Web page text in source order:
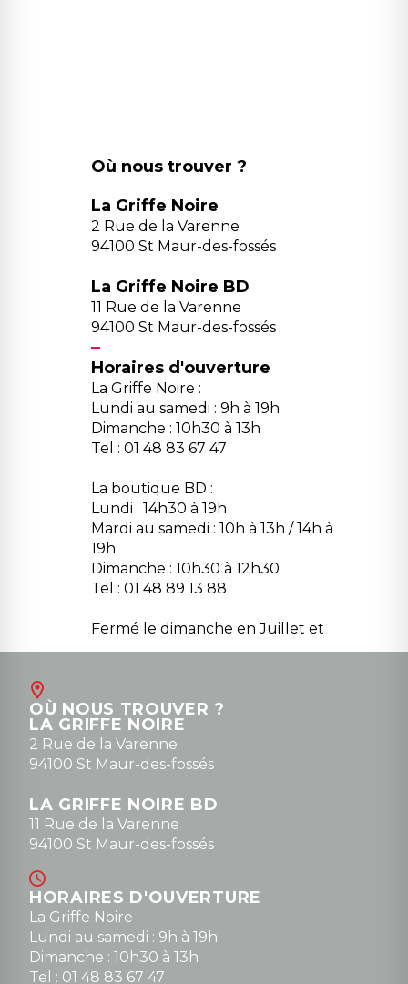
Où nous trouver ?
La Griffe Noire
2 Rue de la Varenne
94100 St Maur-des-fossés
La Griffe Noire BD
11 Rue de la Varenne
94100 St Maur-des-fossés
Horaires d'ouverture
La Griffe Noire :
Lundi au samedi : 9h à 19h
Dimanche : 10h30 à 13h
Tel : 01 48 83 67 47
La boutique BD :
Lundi : 14h30 à 19h
Mardi au samedi : 10h à 13h / 14h à
19h
Dimanche : 10h30 à 12h30
Tel : 01 48 89 13 88
Fermé le dimanche en Juillet et
Août
contact@la-griffe-noire.com
0148836747
OÙ NOUS TROUVER ?
LA GRIFFE NOIRE
2 Rue de la Varenne
94100 St Maur-des-fossés
LA GRIFFE NOIRE BD
11 Rue de la Varenne
94100 St Maur-des-fossés
HORAIRES D'OUVERTURE
La Griffe Noire :
Lundi au samedi : 9h à 19h
Dimanche : 10h30 à 13h
Tel : 01 48 83 67 47